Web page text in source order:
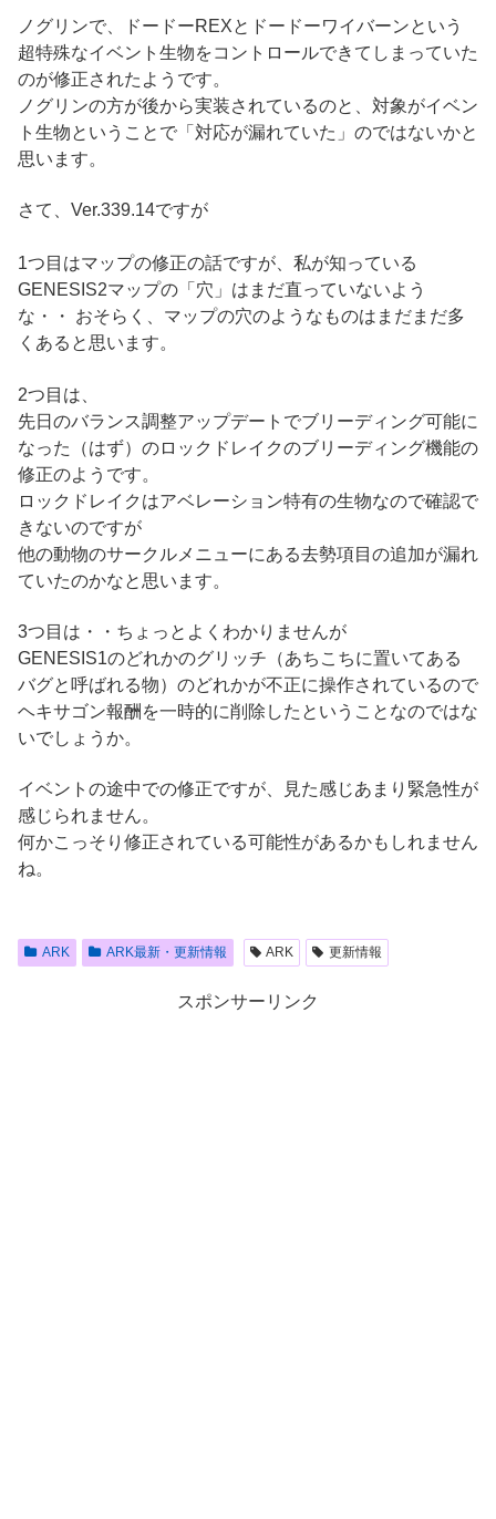
ノグリンで、ドードーREXとドードーワイバーンという
超特殊なイベント生物をコントロールできてしまっていた
のが修正されたようです。
ノグリンの方が後から実装されているのと、対象がイベン
ト生物ということで「対応が漏れていた」のではないかと
思います。
さて、Ver.339.14ですが
1つ目はマップの修正の話ですが、私が知っている
GENESIS2マップの「穴」はまだ直っていないよう
な・・ おそらく、マップの穴のようなものはまだまだ多
くあると思います。
2つ目は、
先日のバランス調整アップデートでブリーディング可能に
なった（はず）のロックドレイクのブリーディング機能の
修正のようです。
ロックドレイクはアベレーション特有の生物なので確認で
きないのですが
他の動物のサークルメニューにある去勢項目の追加が漏れ
ていたのかなと思います。
3つ目は・・ちょっとよくわかりませんが
GENESIS1のどれかのグリッチ（あちこちに置いてある
バグと呼ばれる物）のどれかが不正に操作されているので
ヘキサゴン報酬を一時的に削除したということなのではな
いでしょうか。
イベントの途中での修正ですが、見た感じあまり緊急性が
感じられません。
何かこっそり修正されている可能性があるかもしれません
ね。
ARK ARK最新・更新情報 ARK 更新情報
スポンサーリンク